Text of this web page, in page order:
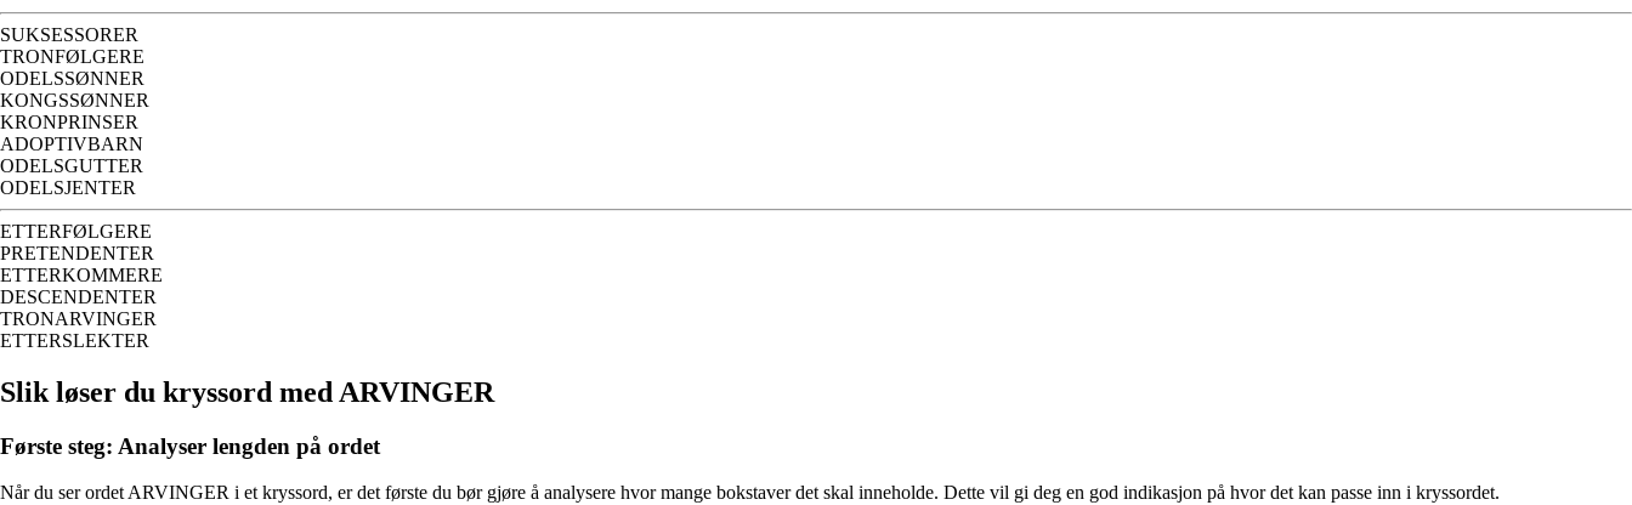
SUKSESSORER
TRONFØLGERE
ODELSSØNNER
KONGSSØNNER
KRONPRINSER
ADOPTIVBARN
ODELSGUTTER
ODELSJENTER
ETTERFØLGERE
PRETENDENTER
ETTERKOMMERE
DESCENDENTER
TRONARVINGER
ETTERSLEKTER
Slik løser du kryssord med ARVINGER
Første steg: Analyser lengden på ordet
Når du ser ordet ARVINGER i et kryssord, er det første du bør gjøre å analysere hvor mange bokstaver det skal inneholde. Dette vil gi deg en god indikasjon på hvor det kan passe inn i kryssordet.